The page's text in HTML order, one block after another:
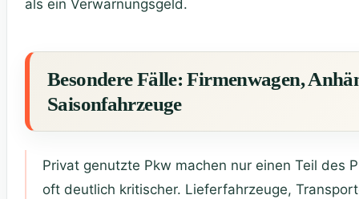
als ein Verwarnungsgeld.
Besondere Fälle: Firmenwagen,
Saisonfahrzeuge
Privat genutzte Pkw machen nur einen Teil des
oft deutlich kritischer. Lieferfahrzeuge,